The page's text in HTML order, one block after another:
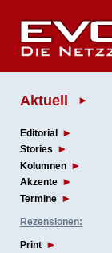
Aktuell
Editorial
Stories
Kolumnen
Akzente
Termine
Rezensionen:
Print